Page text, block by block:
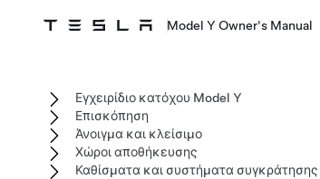
Model Y Owner's Manual
Εγχειρίδιο κατόχου Model Y
Επισκόπηση
Άνοιγμα και κλείσιμο
Χώροι αποθήκευσης
Καθίσματα και συστήματα συγκράτησης